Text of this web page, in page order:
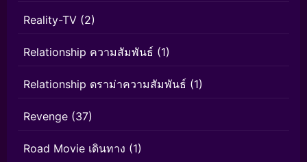
Reality-TV (2)
Relationship ความสัมพันธ์ (1)
Relationship ดราม่าความสัมพันธ์ (1)
Revenge (37)
Road Movie เดินทาง (1)